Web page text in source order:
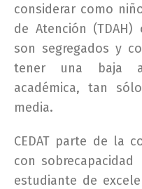
considerar como
de Atención
son segregados y
tener una baja
académica, tan
media.
CEDAT parte de la
con
estudiante de